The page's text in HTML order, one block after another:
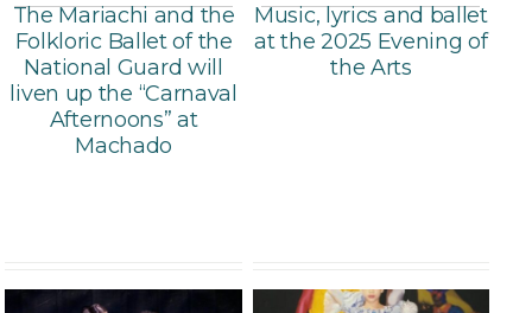
The Mariachi and the
Folkloric Ballet of the
National Guard will
liven up the “Carnaval
Afternoons” at
Machado
Music, lyrics and ballet
at the 2025 Evening of
the Arts